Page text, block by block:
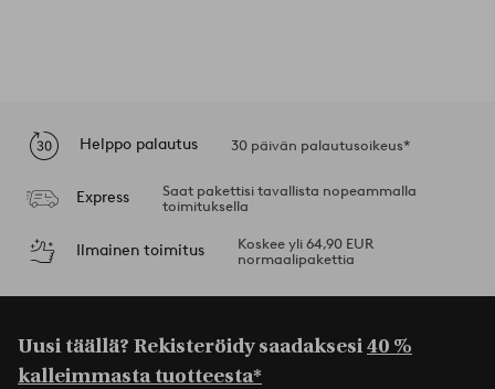
Helppo palautus 30 päivän palautusoikeus*
Express
Saat pakettisi tavallista nopeammalla
toimituksella
Ilmainen toimitus
Koskee yli 64,90 EUR
normaalipakettia
Uusi täällä? Rekisteröidy saadaksesi40 %
kalleimmasta tuotteesta*